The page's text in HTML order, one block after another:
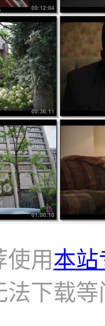
用本站
法下载等